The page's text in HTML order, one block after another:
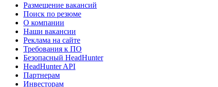
Размещение вакансий
Поиск по резюме
О компании
Наши вакансии
Реклама на сайте
Требования к ПО
Безопасный HeadHunter
HeadHunter API
Партнерам
Инвесторам